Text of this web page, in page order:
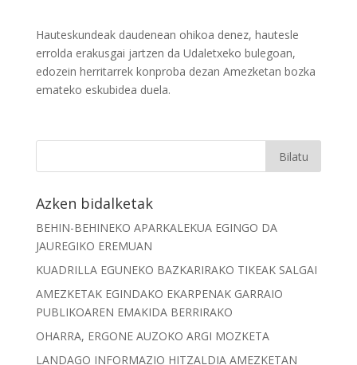
Hauteskundeak daudenean ohikoa denez, hautesle
errolda erakusgai jartzen da Udaletxeko bulegoan,
edozein herritarrek konproba dezan Amezketan bozka
emateko eskubidea duela.
Azken bidalketak
BEHIN-BEHINEKO APARKALEKUA EGINGO DA
JAUREGIKO EREMUAN
KUADRILLA EGUNEKO BAZKARIRAKO TIKEAK SALGAI
AMEZKETAK EGINDAKO EKARPENAK GARRAIO
PUBLIKOAREN EMAKIDA BERRIRAKO
OHARRA, ERGONE AUZOKO ARGI MOZKETA
LANDAGO INFORMAZIO HITZALDIA AMEZKETAN